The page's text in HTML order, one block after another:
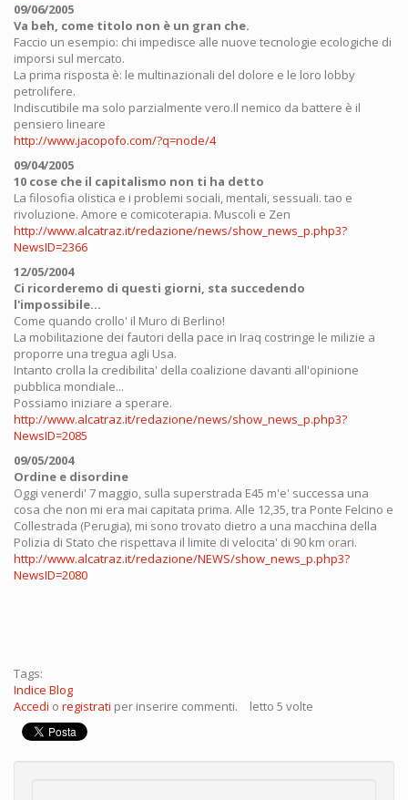
09/06/2005
Va beh, come titolo non è un gran che.
Faccio un esempio: chi impedisce alle nuove tecnologie ecologiche di
imporsi sul mercato.
La prima risposta è: le multinazionali del dolore e le loro lobby
petrolifere.
Indiscutibile ma solo parzialmente vero.Il nemico da battere è il
pensiero lineare
http://www.jacopofo.com/?q=node/4
09/04/2005
10 cose che il capitalismo non ti ha detto
La filosofia olistica e i problemi sociali, mentali, sessuali. tao e
rivoluzione. Amore e comicoterapia. Muscoli e Zen
http://www.alcatraz.it/redazione/news/show_news_p.php3?
NewsID=2366
12/05/2004
Ci ricorderemo di questi giorni, sta succedendo
l'impossibile...
Come quando crollo' il Muro di Berlino!
La mobilitazione dei fautori della pace in Iraq costringe le milizie a
proporre una tregua agli Usa.
Intanto crolla la credibilita' della coalizione davanti all'opinione
pubblica mondiale...
Possiamo iniziare a sperare.
http://www.alcatraz.it/redazione/news/show_news_p.php3?
NewsID=2085
09/05/2004
Ordine e disordine
Oggi venerdi' 7 maggio, sulla superstrada E45 m'e' successa una
cosa che non mi era mai capitata prima. Alle 12,35, tra Ponte Felcino e
Collestrada (Perugia), mi sono trovato dietro a una macchina della
Polizia di Stato che rispettava il limite di velocita' di 90 km orari.
http://www.alcatraz.it/redazione/NEWS/show_news_p.php3?
NewsID=2080
Tags:
Indice Blog
Accedi o registrati per inserire commenti. letto 5 volte